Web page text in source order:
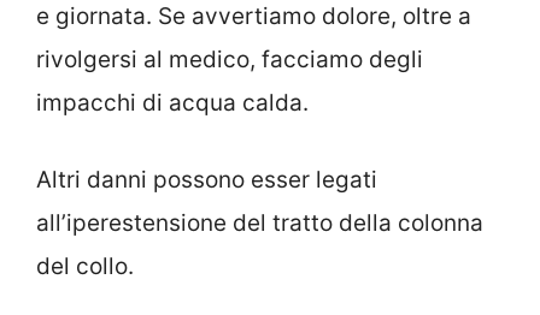
e giornata. Se avvertiamo dolore, oltre a
rivolgersi al medico, facciamo degli
impacchi di acqua calda.
Altri danni possono esser legati
all’iperestensione del tratto della colonna
del collo.